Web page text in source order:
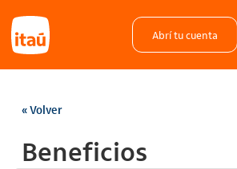
Abrí tu cuenta
« Volver
Beneficios